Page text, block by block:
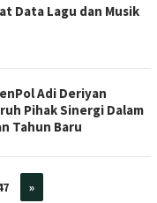
Data Lagu dan Musik
Adi Deriyan
Pihak Sinergi Dalam
Tahun Baru
»